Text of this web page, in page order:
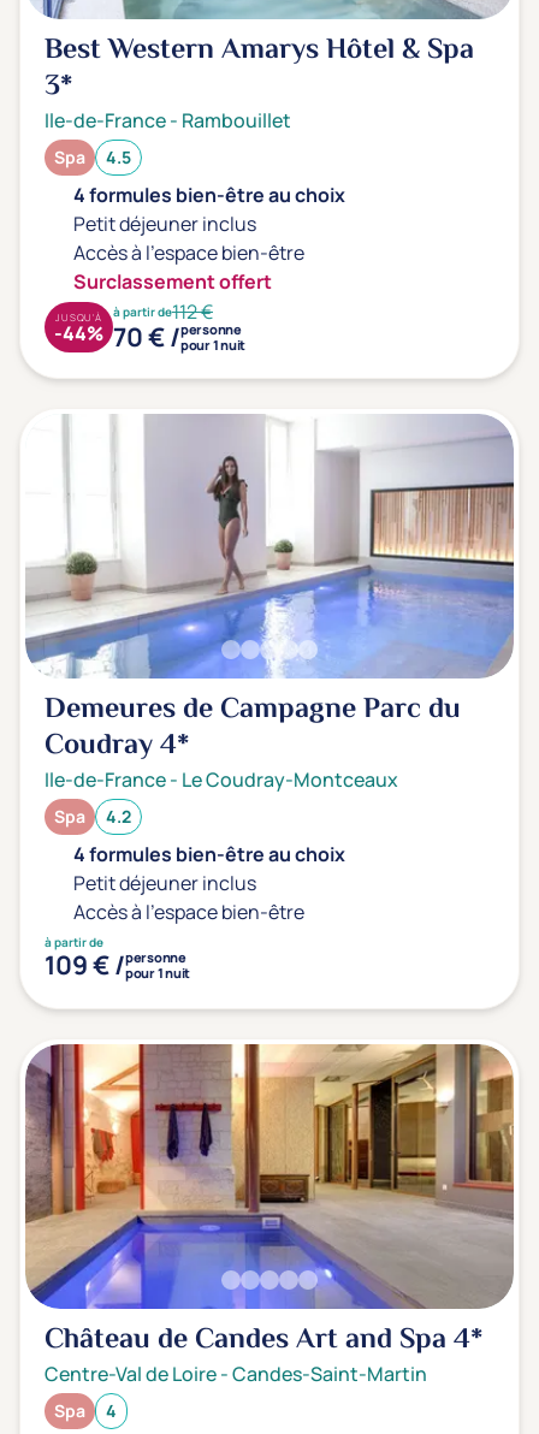
Best Western Amarys Hôtel & Spa
3*
Ile-de-France- Rambouillet
Spa 4.5
4 formules bien-être au choix
Petit déjeuner inclus
Accès à l'espace bien-être
Surclassement offert
à partir de112 €
70 € /personne
pour 1 nuit
JUSQU'À
-44%
Demeures de Campagne Parc du
Coudray4*
Ile-de-France- Le Coudray-Montceaux
Spa 4.2
4 formules bien-être au choix
Petit déjeuner inclus
Accès à l'espace bien-être
à partir de
109 € /personne
pour 1 nuit
Château de Candes Art and Spa4*
Centre-Val de Loire-Candes-Saint-Martin
Spa 4